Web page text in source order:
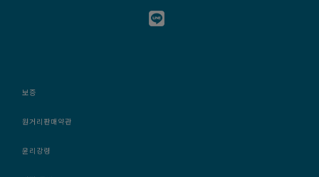
보증
원거리판매약관
윤리강령